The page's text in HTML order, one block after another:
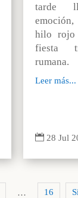
tarde
hilo rojo
fiesta
rumana.
Leer más...
 28 Jul
… 16